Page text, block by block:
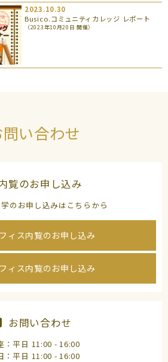
2023.10.30
Busico.コミュニティカレッジ レポート
（2023年10月20日 開催）
問い合わせ
覧のお申し込み
のお申し込みはこちらから
ィス内覧のお申し込み
ィス内覧のお申し込み
お問い合わせ
：平日 11:00 - 16:00
：平日 11:00 - 16:00